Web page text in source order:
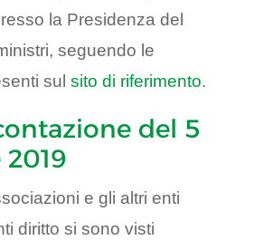
la Presidenza del
seguendo le
sul sito di riferimento.
del 5
e gli altri enti
diritto si sono visti